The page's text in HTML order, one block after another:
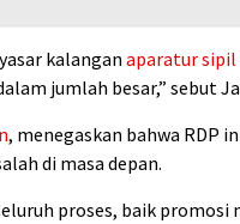
kalangan aparatur sipil
jumlah besar,” sebut
, menegaskan bahwa RDP
di masa depan.
proses, baik promosi